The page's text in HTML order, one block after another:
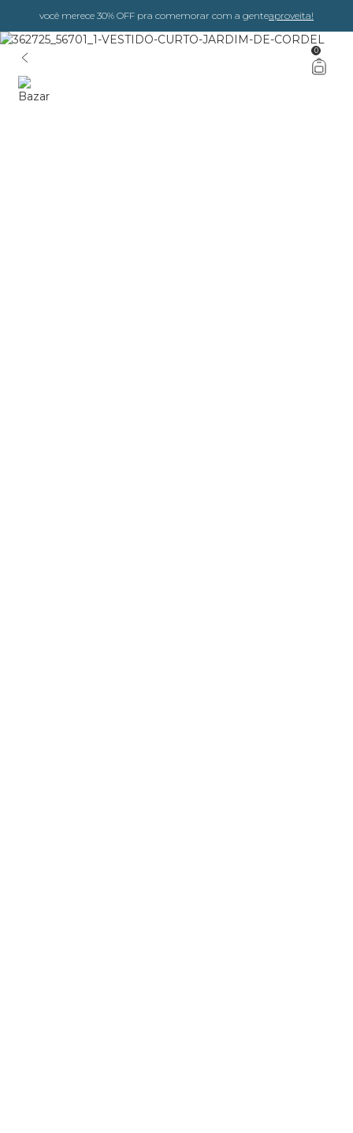
você merece 30% OFF pra comemorar com a genteaproveita!
0